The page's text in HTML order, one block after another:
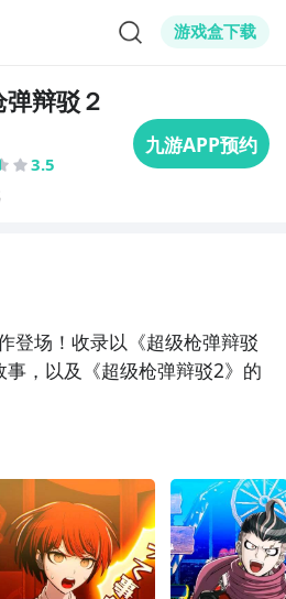
游戏盒下载
辩驳２
3.5
登场！收录以《超级枪弹辩驳
，以及《超级枪弹辩驳2》的